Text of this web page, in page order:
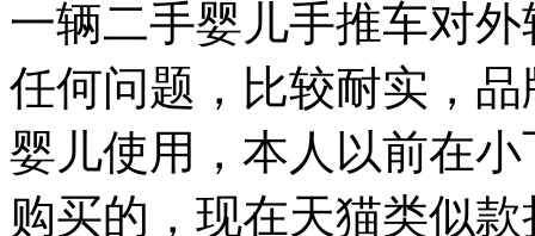
一辆二手婴儿手推车对
任何问题，比较耐实，品
婴儿使用，本人以前在
购买的，现在天猫类似